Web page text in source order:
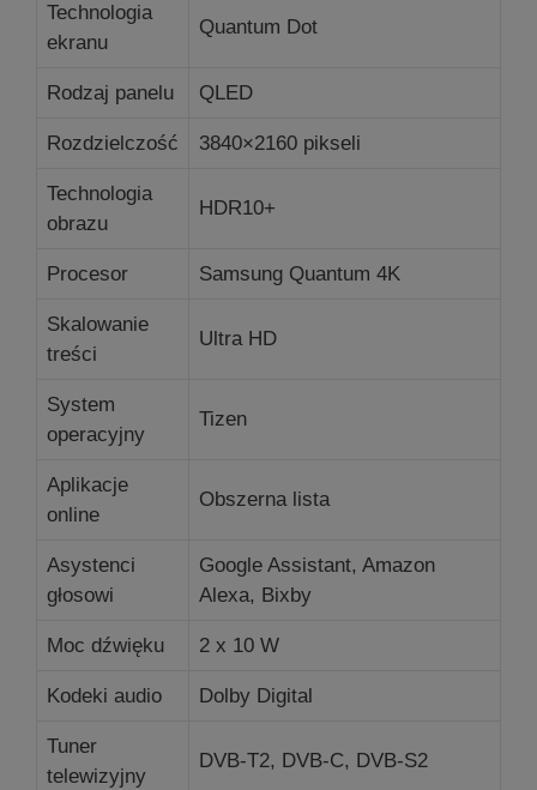
Technologia
ekranu
Quantum Dot
Rodzaj panelu QLED
Rozdzielczość 3840×2160 pikseli
Technologia
obrazu
HDR10+
Procesor Samsung Quantum 4K
Skalowanie
treści
Ultra HD
System
operacyjny
Tizen
Aplikacje
online
Obszerna lista
Asystenci
głosowi
Google Assistant, Amazon
Alexa, Bixby
Moc dźwięku 2 x 10 W
Kodeki audio Dolby Digital
Tuner
telewizyjny
DVB-T2, DVB-C, DVB-S2